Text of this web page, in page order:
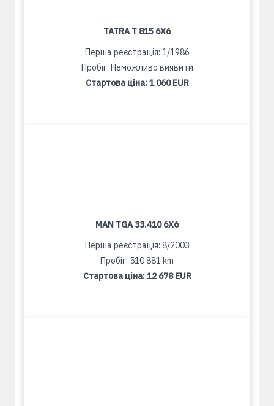
TATRA T 815 6X6
Перша реєстрація: 1/1986
Пробіг: Неможливо виявити
Стартова ціна:1 060 EUR
MAN TGA 33.410 6X6
Перша реєстрація: 8/2003
Пробіг: 510 881 km
Стартова ціна:12 678 EUR